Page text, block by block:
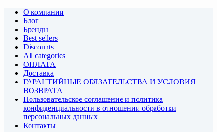
О компании
Блог
Бренды
Best sellers
Discounts
All categories
ОПЛАТА
Доставка
ГАРАНТИЙНЫЕ ОБЯЗАТЕЛЬСТВА И УСЛОВИЯ
ВОЗВРАТА
Пользовательское соглашение и политика
конфиденциальности в отношении обработки
персональных данных
Контакты